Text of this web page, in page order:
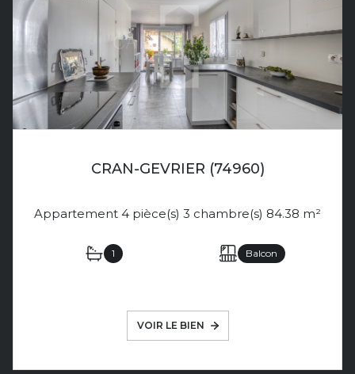
CRAN-GEVRIER (74960)
Appartement 4 pièce(s) 3 chambre(s) 84.38 m²
1 Balcon
VOIR LE BIEN